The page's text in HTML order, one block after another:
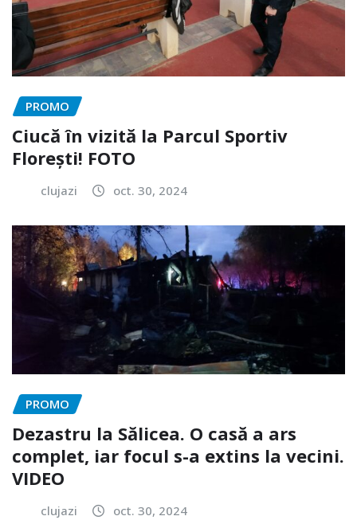
PROMO
Ciucă în vizită la Parcul Sportiv
Florești! FOTO
clujazi oct. 30, 2024
PROMO
Dezastru la Sălicea. O casă a ars
complet, iar focul s-a extins la vecini.
VIDEO
clujazi oct. 30, 2024